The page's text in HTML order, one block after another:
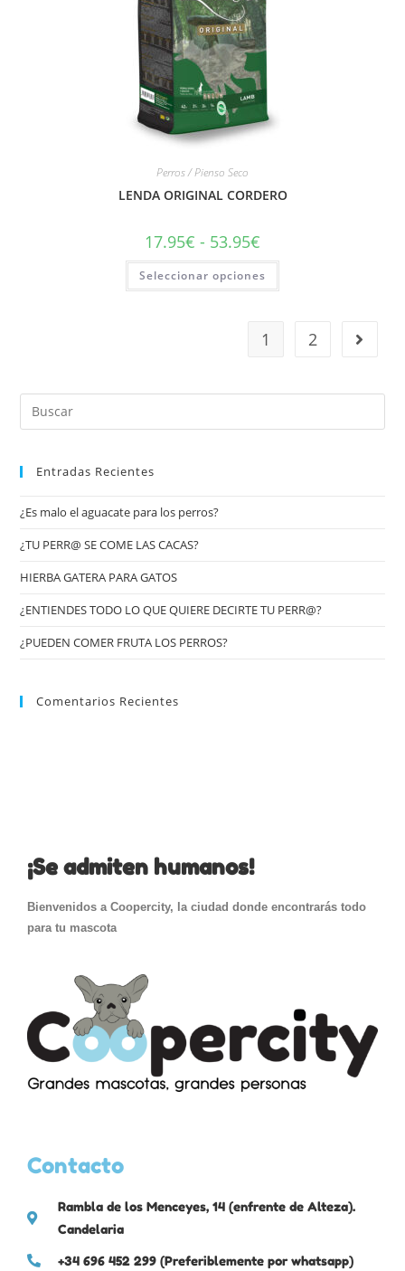
Perros / Pienso Seco
LENDA ORIGINAL CORDERO
17.95€ - 53.95€
Seleccionar opciones
1 2
Entradas Recientes
¿Es malo el aguacate para los perros?
¿TU PERR@ SE COME LAS CACAS?
HIERBA GATERA PARA GATOS
¿ENTIENDES TODO LO QUE QUIERE DECIRTE TU PERR@?
¿PUEDEN COMER FRUTA LOS PERROS?
Comentarios Recientes
¡Se admiten humanos!
Bienvenidos a Coopercity, la ciudad donde encontrarás todo
para tu mascota
Contacto
Rambla de los Menceyes, 14 (enfrente de Alteza).
Candelaria
+34 696 452 299 (Preferiblemente por whatsapp)